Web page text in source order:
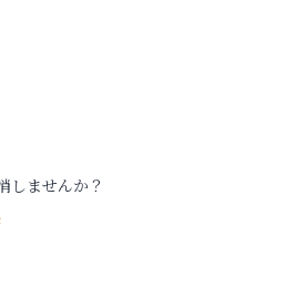
しませんか？